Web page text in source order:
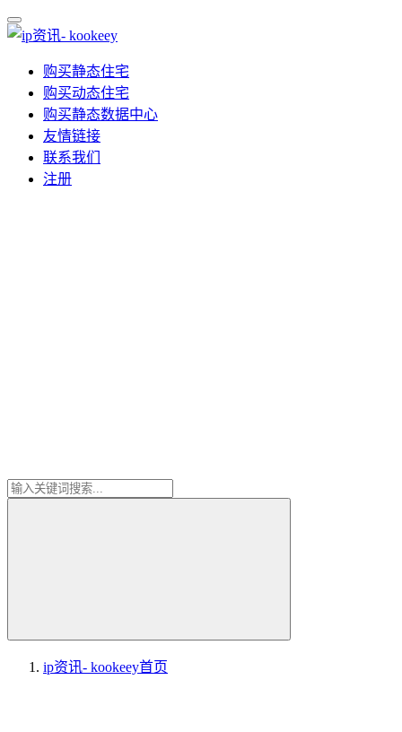
购买静态住宅
购买动态住宅
购买静态数据中心
友情链接
联系我们
注册
ip资讯- kookeey首页